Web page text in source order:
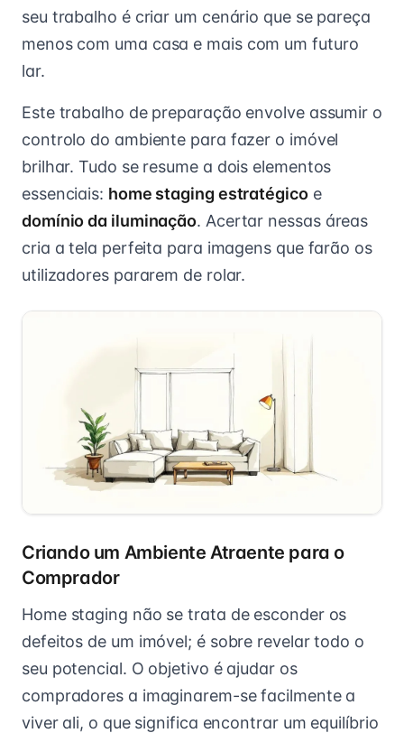
seu trabalho é criar um cenário que se pareça
menos com uma casa e mais com um futuro
lar.
Este trabalho de preparação envolve assumir o
controlo do ambiente para fazer o imóvel
brilhar. Tudo se resume a dois elementos
essenciais: home staging estratégicoe
domínio da iluminação. Acertar nessas áreas
cria a tela perfeita para imagens que farão os
utilizadores pararem de rolar.
Criando um Ambiente Atraente para o
Comprador
Home staging não se trata de esconder os
defeitos de um imóvel; é sobre revelar todo o
seu potencial. O objetivo é ajudar os
compradores a imaginarem-se facilmente a
viver ali, o que significa encontrar um equilíbrio